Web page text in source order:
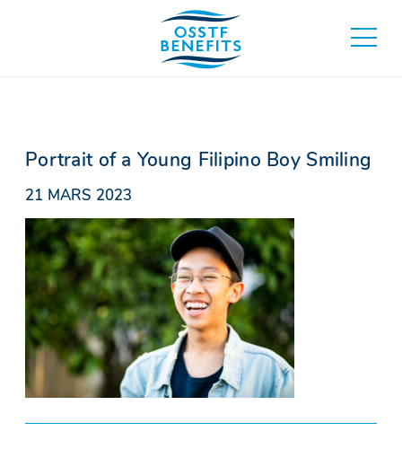
basculer
au
Portrait of a Young Filipino Boy Smiling
21 MARS 2023